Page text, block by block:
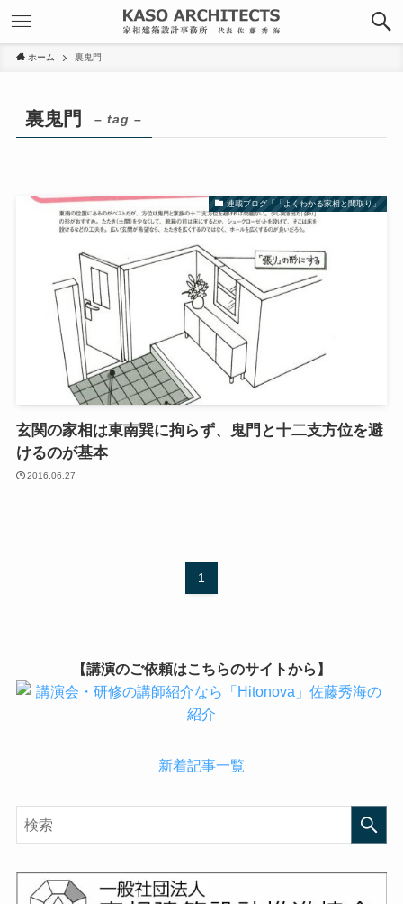
ホーム 裏鬼門
裏鬼門 – tag –
連載ブログ「「よくわかる家相と間取り」
玄関の家相は東南巽に拘らず、鬼門と十二支方位を避
けるのが基本
2016.06.27
1
【講演のご依頼はこちらのサイトから】
新着記事一覧